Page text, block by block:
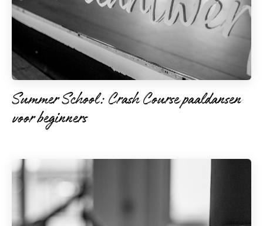
Summer School: Crash Course paaldansen
voor beginners